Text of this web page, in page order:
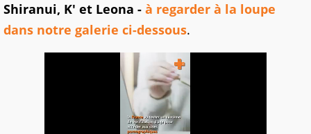
Shiranui, K' et Leona - à regarder à la loupe
dans notre galerie ci-dessous.